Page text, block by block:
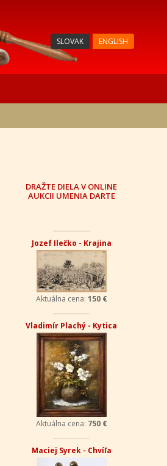
SLOVAK ENGLISH
DRAŽTE DIELA V ONLINE
AUKCII UMENIA DARTE
Jozef Ilečko - Krajina
Aktuálna cena: 150 €
Vladimír Plachý - Kytica
Aktuálna cena: 750 €
Maciej Syrek - Chvíľa